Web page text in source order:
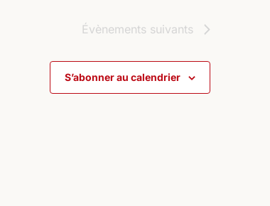
Évènements suivants
S’abonner au calendrier